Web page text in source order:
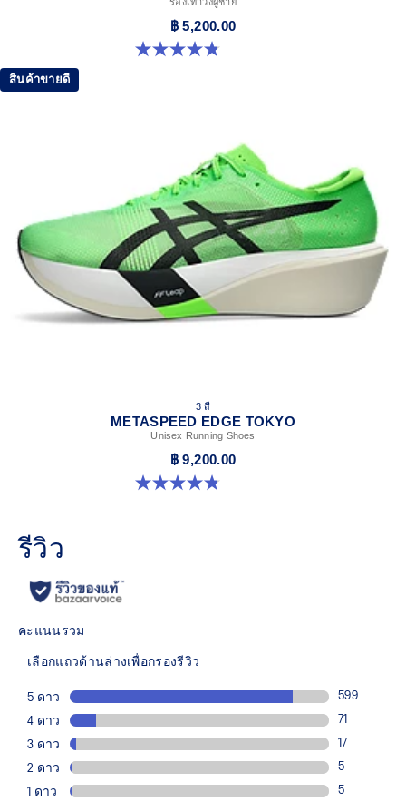
฿ 5,200.00
4.8 จาก 5 ดาว 84 รีวิว
สินค้าขายดี
3 สี
METASPEED EDGE TOKYO
Unisex Running Shoes
฿ 9,200.00
4.8 จาก 5 ดาว 469 รีวิว